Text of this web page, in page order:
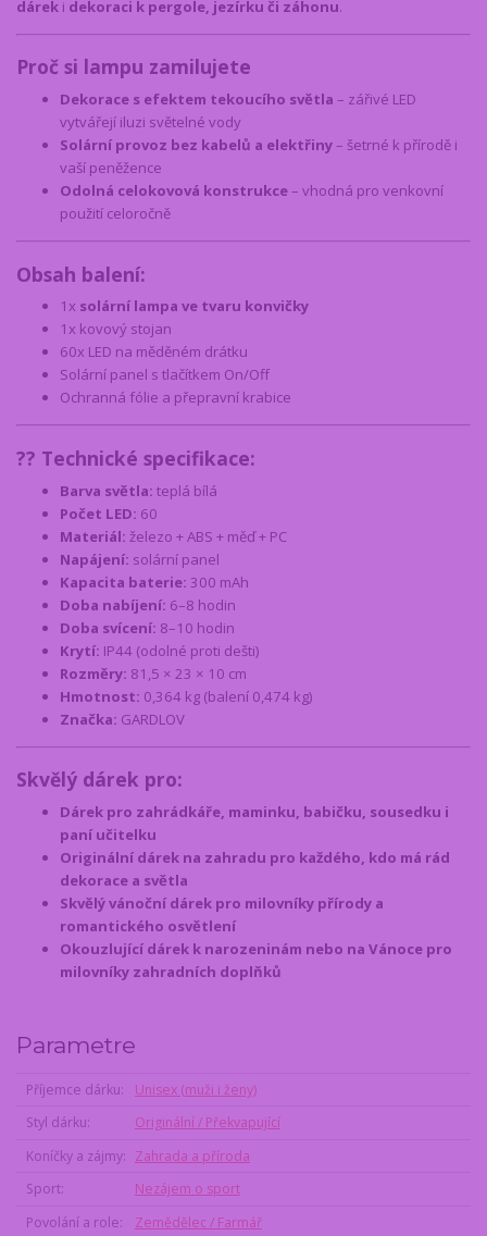
dárek i dekoraci k pergole, jezírku či záhonu.
Proč si lampu zamilujete
Dekorace s efektem tekoucího světla – zářivé LED
vytvářejí iluzi světelné vody
Solární provoz bez kabelů a elektřiny– šetrné k přírodě i
vaší peněžence
Odolná celokovová konstrukce– vhodná pro venkovní
použití celoročně
Obsah balení:
1x solární lampa ve tvaru konvičky
1x kovový stojan
60x LED na měděném drátku
Solární panel s tlačítkem On/Off
Ochranná fólie a přepravní krabice
?? Technické specifikace:
Barva světla: teplá bílá
Počet LED: 60
Materiál: železo + ABS + měď + PC
Napájení: solární panel
Kapacita baterie: 300 mAh
Doba nabíjení: 6–8 hodin
Doba svícení: 8–10 hodin
Krytí: IP44 (odolné proti dešti)
Rozměry: 81,5 × 23 × 10 cm
Hmotnost: 0,364 kg (balení 0,474 kg)
Značka: GARDLOV
Skvělý dárek pro:
Dárek pro zahrádkáře, maminku, babičku, sousedku i
paní učitelku
Originální dárek na zahradu pro každého, kdo má rád
dekorace a světla
Skvělý vánoční dárek pro milovníky přírody a
romantického osvětlení
Okouzlující dárek k narozeninám nebo na Vánoce pro
milovníky zahradních doplňků
Parametre
Příjemce dárku
Unisex (muži i ženy)
Styl dárku
Originální / Překvapující
Koníčky a zájmy
Zahrada a příroda
Sport
Nezájem o sport
Povolání a role
Zemědělec / Farmář